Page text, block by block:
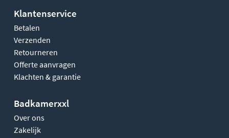
Klantenservice
Betalen
Verzenden
Retourneren
Offerte aanvragen
Klachten & garantie
Badkamerxxl
Over ons
Zakelijk